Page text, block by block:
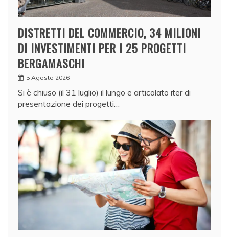
DISTRETTI DEL COMMERCIO, 34 MILIONI
DI INVESTIMENTI PER I 25 PROGETTI
BERGAMASCHI
5 Agosto 2026
Si è chiuso (il 31 luglio) il lungo e articolato iter di
presentazione dei progetti…